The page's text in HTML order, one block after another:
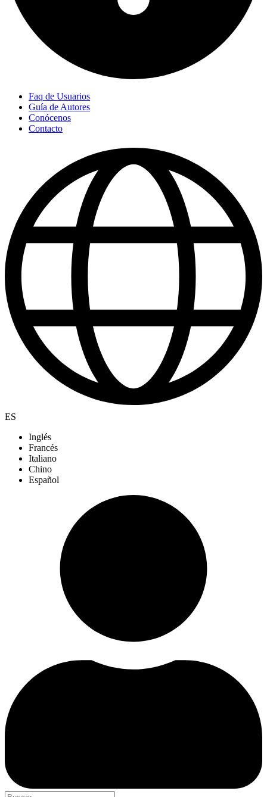
Faq de Usuarios
Guía de Autores
Conócenos
Contacto
ES
Inglés
Francés
Italiano
Chino
Español